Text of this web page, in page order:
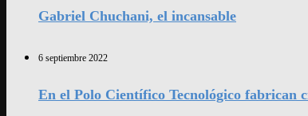
Gabriel Chuchani, el incansable
6 septiembre 2022
En el Polo Científico Tecnológico fabrican